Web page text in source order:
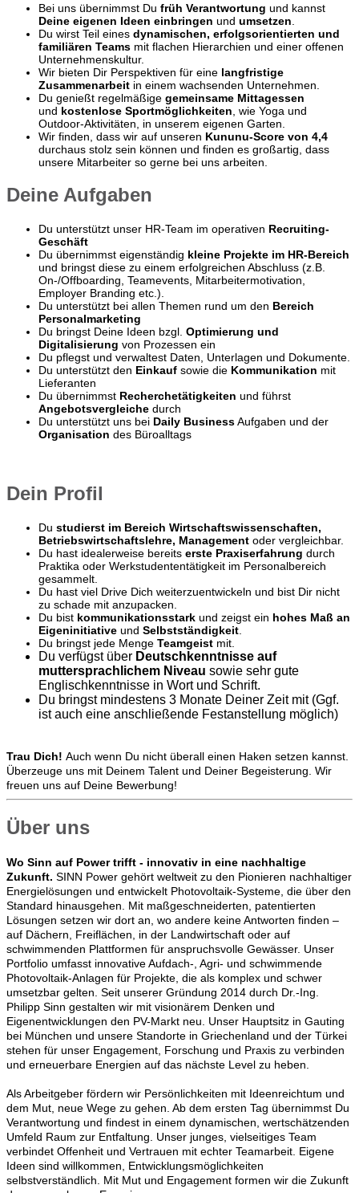
Bei uns übernimmst Du früh Verantwortung und kannst
Deine eigenen Ideen einbringen und umsetzen
Du wirst Teil eines dynamischen, erfolgsorientierten und
familiären Teams mit flachen Hierarchien und einer offenen
Unternehmenskultur.
Wir bieten Dir Perspektiven für eine langfristige
Zusammenarbeit in einem wachsenden Unternehmen.
Du genießt regelmäßige gemeinsame Mittagessen
und kostenlose Sportmöglichkeiten , wie Yoga und
Outdoor-Aktivitäten, in unserem eigenen Garten.
Wir finden, dass wir auf unseren Kununu-Score von 4,4
durchaus stolz sein können und finden es großartig, dass
unsere Mitarbeiter so gerne bei uns arbeiten.
Deine Aufgaben
Du unterstützt unser HR-Team im operativen Recruiting-
Geschäft
Du übernimmst eigenständig kleine Projekte im HR-Bereich
und bringst diese zu einem erfolgreichen Abschluss (z.B.
On-/Offboarding, Teamevents, Mitarbeitermotivation,
Employer Branding etc.).
Du unterstützt bei allen Themen rund um den Bereich
Personalmarketing
Du bringst Deine Ideen bzgl. Optimierung und
Digitalisierung von Prozessen ein
Du pflegst und verwaltest Daten, Unterlagen und Dokumente.
Du unterstützt den Einkauf sowie die Kommunikation mit
Lieferanten
Du übernimmst Recherchetätigkeiten und führst
Angebotsvergleiche durch
Du unterstützt uns bei Daily BusinessAufgaben und der
Organisation des Büroalltags
Dein Profil
Du studierst im Bereich Wirtschaftswissenschaften,
Betriebswirtschaftslehre, Management oder vergleichbar.
Du hast idealerweise bereits erste Praxiserfahrung durch
Praktika oder Werkstudententätigkeit im Personalbereich
gesammelt.
Du hast viel Drive Dich weiterzuentwickeln und bist Dir nicht
zu schade mit anzupacken.
Du bist kommunikationsstark und zeigst ein hohes Maß an
Eigeninitiative und Selbstständigkeit
Du bringst jede Menge Teamgeist mit.
Du verfügst über Deutschkenntnisse auf
muttersprachlichem Niveau sowie sehr gute
Englischkenntnisse in Wort und Schrift.
Du bringst mindestens 3 Monate Deiner Zeit mit (Ggf.
ist auch eine anschließende Festanstellung möglich)
Trau Dich! Auch wenn Du nicht überall einen Haken setzen kannst.
Überzeuge uns mit Deinem Talent und Deiner Begeisterung. Wir
freuen uns auf Deine Bewerbung!
Über uns
Wo Sinn auf Power trifft - innovativ in eine nachhaltige
Zukunft. SINN Power gehört weltweit zu den Pionieren nachhaltiger
Energielösungen und entwickelt Photovoltaik-Systeme, die über den
Standard hinausgehen. Mit maßgeschneiderten, patentierten
Lösungen setzen wir dort an, wo andere keine Antworten finden –
auf Dächern, Freiflächen, in der Landwirtschaft oder auf
schwimmenden Plattformen für anspruchsvolle Gewässer. Unser
Portfolio umfasst innovative Aufdach-, Agri- und schwimmende
Photovoltaik-Anlagen für Projekte, die als komplex und schwer
umsetzbar gelten. Seit unserer Gründung 2014 durch Dr.-Ing.
Philipp Sinn gestalten wir mit visionärem Denken und
Eigenentwicklungen den PV-Markt neu. Unser Hauptsitz in Gauting
bei München und unsere Standorte in Griechenland und der Türkei
stehen für unser Engagement, Forschung und Praxis zu verbinden
und erneuerbare Energien auf das nächste Level zu heben.
Als Arbeitgeber fördern wir Persönlichkeiten mit Ideenreichtum und
dem Mut, neue Wege zu gehen. Ab dem ersten Tag übernimmst Du
Verantwortung und findest in einem dynamischen, wertschätzenden
Umfeld Raum zur Entfaltung. Unser junges, vielseitiges Team
verbindet Offenheit und Vertrauen mit echter Teamarbeit. Eigene
Ideen sind willkommen, Entwicklungsmöglichkeiten
selbstverständlich. Mit Mut und Engagement formen wir die Zukunft